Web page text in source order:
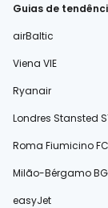
Guias de
airBaltic
Viena VIE
Ryanair
Londres Stansted
Roma Fiumicino
Milão-Bérgamo
easyJet